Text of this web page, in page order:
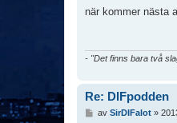
l
när kommer nästa
- "Det finns bara två
Re: DIFpodden
av SirDIFalot»